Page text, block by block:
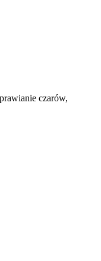
czarów,